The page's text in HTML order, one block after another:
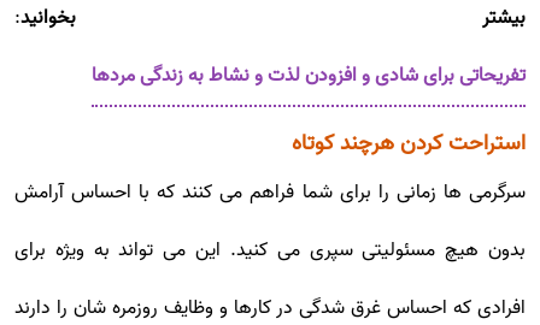
بیشتر بخوانید:
تفریحاتی برای شادی و افزودن لذت و نشاط به زندگی مردها
استراحت کردن هرچند کوتاه
سرگرمی ها زمانی را برای شما فراهم می کنند که با احساس آرامش
بدون هیچ مسئولیتی سپری می کنید. این می تواند به ویژه برای
افرادی که احساس غرق شدگی در کارها و وظایف روزمره شان را دارند